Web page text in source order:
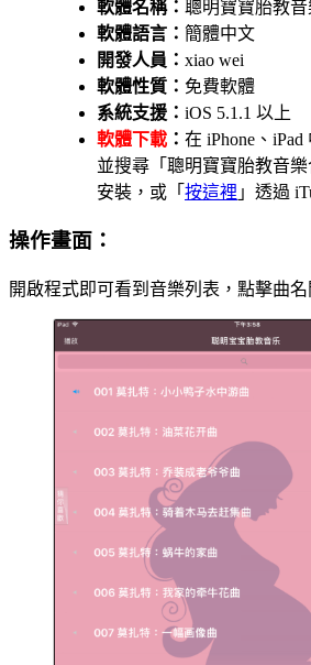
軟體名稱： 聰明寶寶胎教
軟體語言： 簡體中文
開發人員： xiao wei
軟體性質： 免費軟體
系統支援： iOS 5.1.1 以上
軟體下載 ： 在 iPhone、
並搜尋「聰明寶寶胎教音
安裝，或「 按這裡 」透過
操作畫面：
開啟程式即可看到音樂列表，點擊曲名